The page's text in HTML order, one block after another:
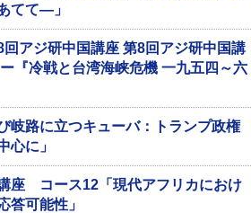
てて―」
アジ研中国講座 第8回アジ研中国講
『冷戦と台湾海峡危機 一九五四～六
岐路に立つキューバ：トランプ政権
心に」
座 コース12「現代アフリカにおけ
答可能性」